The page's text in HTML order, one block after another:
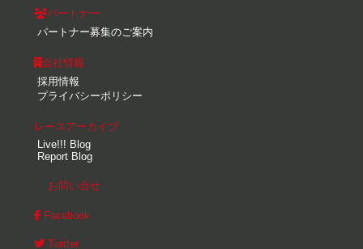
パートナー
パートナー募集のご案内
会社情報
採用情報
プライバシーポリシー
レースアーカイブ
Live!!! Blog
Report Blog
お問い合せ
Facebook
Twitter